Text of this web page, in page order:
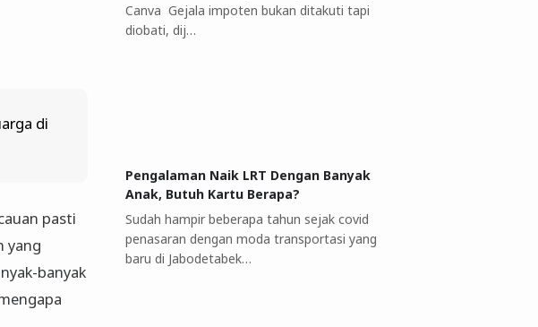
di
pasti
yang
banyak
Canva Gejala impoten bukan ditakuti tapi
diobati, dij…
Pengalaman Naik LRT Dengan Banyak
Anak, Butuh Kartu Berapa?
Sudah hampir beberapa tahun sejak covid
penasaran dengan moda transportasi yang
baru di Jabodetabek…